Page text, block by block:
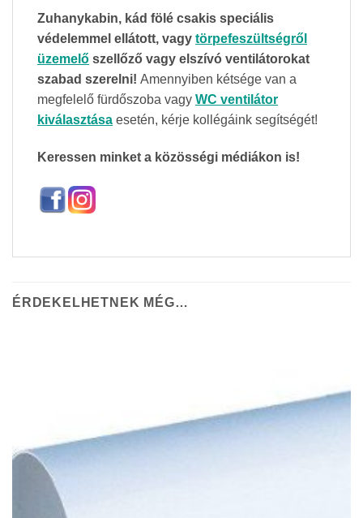
Zuhanykabin, kád fölé csakis speciális
védelemmel ellátott, vagy törpefeszültségről
üzemelő szellőző vagy elszívó ventilátorokat
szabad szerelni! Amennyiben kétsége van a
megfelelő fürdőszoba vagy WC ventilátor
kiválasztása esetén, kérje kollégáink segítségét!
Keressen minket a közösségi médiákon is!
ÉRDEKELHETNEK MÉG…